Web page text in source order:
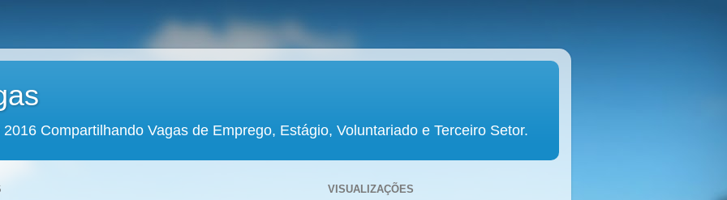
Compartilhando Vagas de Emprego, Estágio, Voluntariado e Terceiro Setor.
VISUALIZAÇÕES